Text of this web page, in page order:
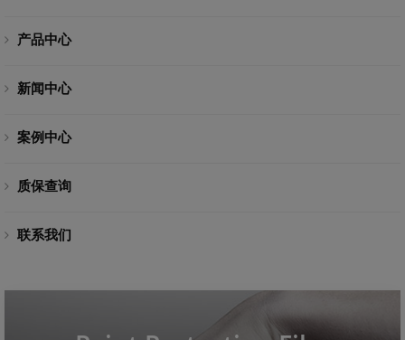
产品中心
新闻中心
案例中心
质保查询
联系我们